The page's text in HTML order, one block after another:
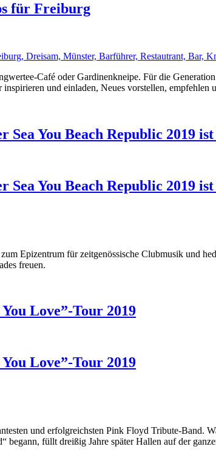
für Freiburg
Café oder Gardinenkneipe. Für die
und einladen, Neues vorstellen,
Sea You Beach Republic 2019
Sea You Beach Republic 2019
Epizentrum für zeitgenössische Clubmusik und
freuen.
Love”-Tour 2019
Love”-Tour 2019
und erfolgreichsten Pink Floyd Tribute-Band.
begann, füllt dreißig Jahre später Hallen auf der